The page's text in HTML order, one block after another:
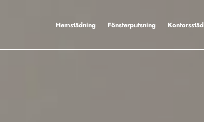
Fönsterputsning
Hemstädning